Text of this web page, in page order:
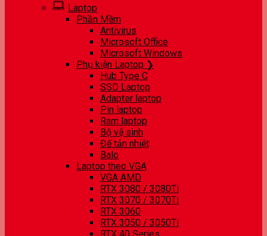
Laptop
Phần Mềm
Antivirus
Microsoft Office
Microsoft Windows
Phụ kiện Laptop ❯
Hub Type C
SSD Laptop
Adapter laptop
Pin laptop
Ram laptop
Bộ vệ sinh
Đế tản nhiệt
Balo
Laptop theo VGA
VGA AMD
RTX 3080 / 3080Ti
RTX 3070 / 3070Ti
RTX 3060
RTX 3050 / 3050Ti